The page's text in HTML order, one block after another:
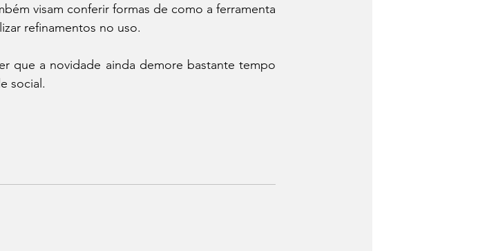
visam conferir formas de como a ferramenta
refinamentos no uso.
que a novidade ainda demore bastante tempo
social.